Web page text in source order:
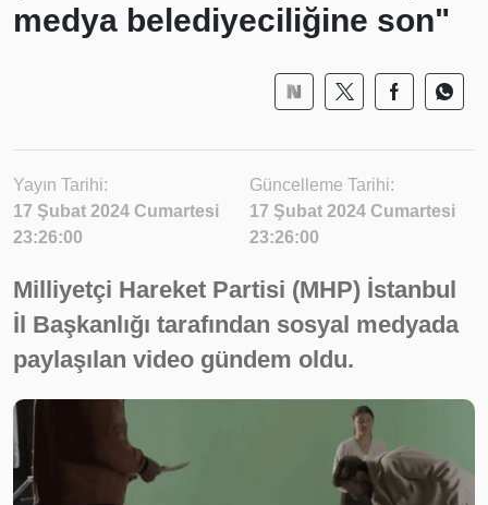
medya belediyeciliğine son"
Yayın Tarihi:
17 Şubat 2024 Cumartesi
23:26:00
Güncelleme Tarihi:
17 Şubat 2024 Cumartesi
23:26:00
Milliyetçi Hareket Partisi (MHP) İstanbul
İl Başkanlığı tarafından sosyal medyada
paylaşılan video gündem oldu.